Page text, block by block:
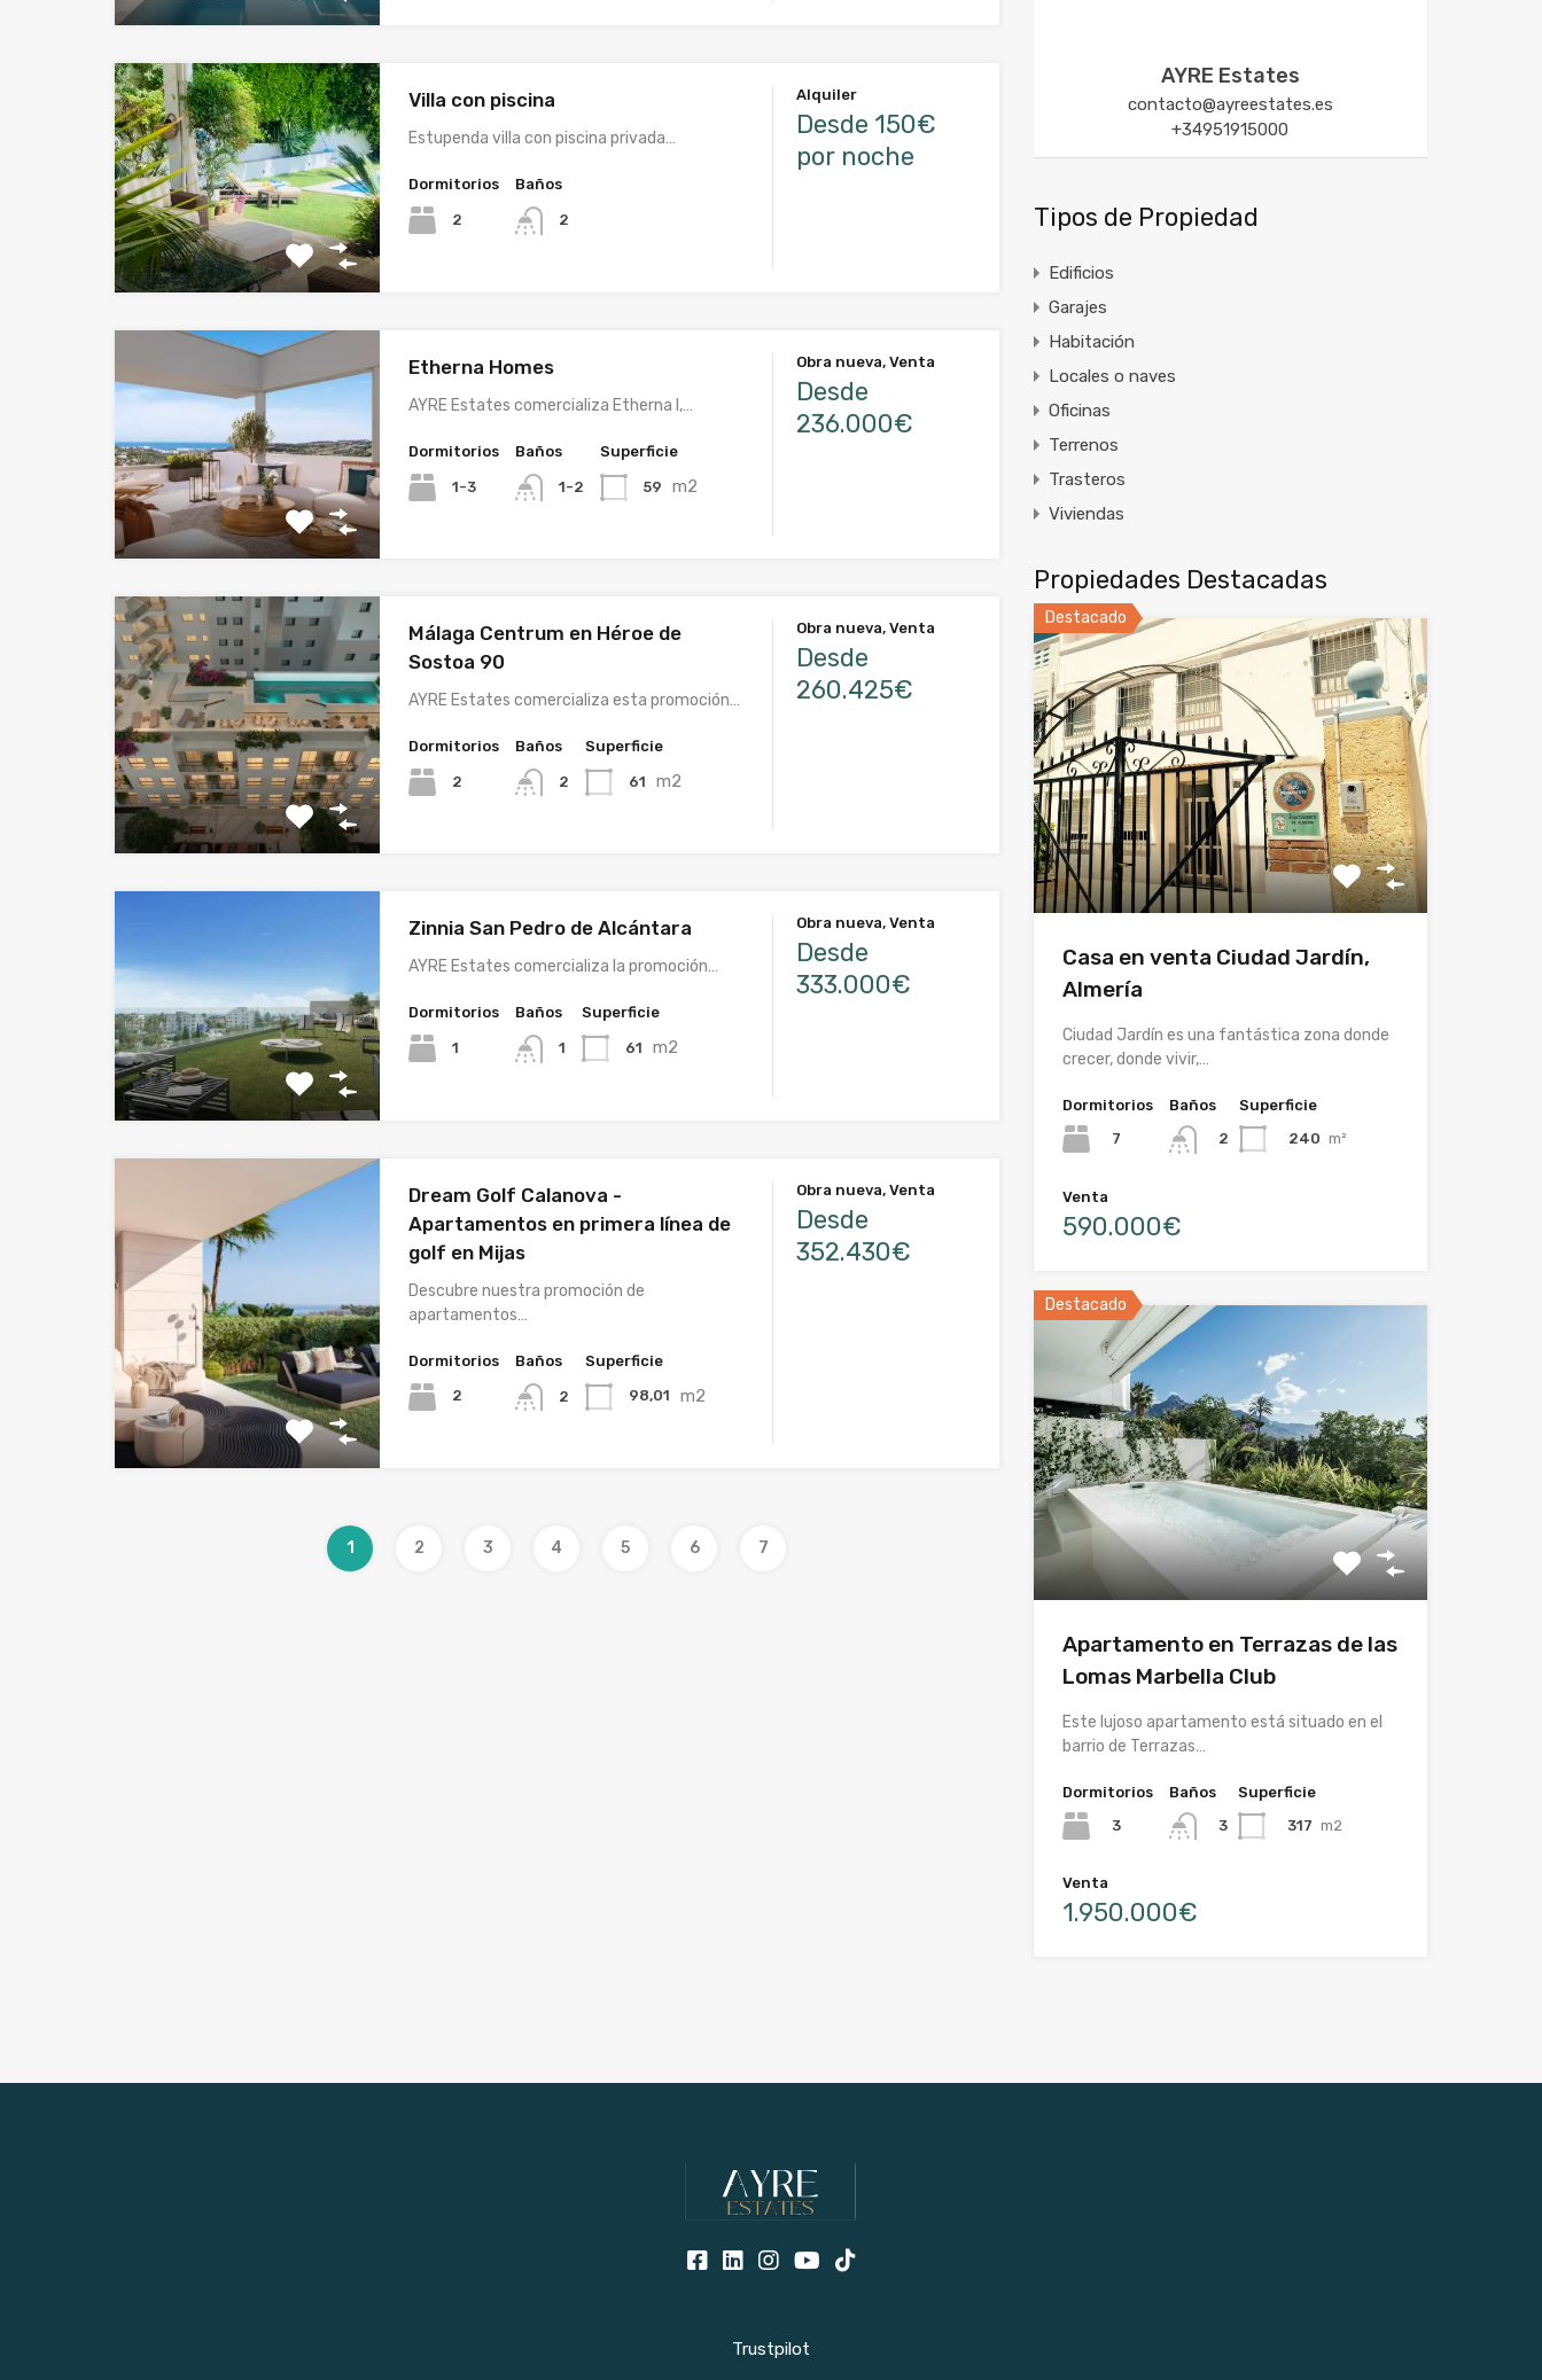
Villa con piscina
Estupenda villa con piscina privada…
Dormitorios
2
Baños
2
Alquiler
Desde 150€
por noche
Etherna Homes
AYRE Estates comercializa Etherna I,…
Dormitorios
1-3
Baños
1-2
Superficie
59 m2
Obra nueva, Venta
Desde
236.000€
Málaga Centrum en Héroe de
Sostoa 90
AYRE Estates comercializa esta promoción…
Dormitorios
2
Baños
2
Superficie
61 m2
Obra nueva, Venta
Desde
260.425€
Zinnia San Pedro de Alcántara
AYRE Estates comercializa la promoción…
Dormitorios
1
Baños
1
Superficie
61 m2
Obra nueva, Venta
Desde
333.000€
Dream Golf Calanova -
Apartamentos en primera línea de
golf en Mijas
Descubre nuestra promoción de
apartamentos…
Dormitorios
2
Baños
2
Superficie
98,01 m2
Obra nueva, Venta
Desde
352.430€
1 2 3 4 5 6 7
AYRE Estates
contacto@ayreestates.es
+34951915000
Tipos de Propiedad
Edificios
Garajes
Habitación
Locales o naves
Oficinas
Terrenos
Trasteros
Viviendas
Propiedades Destacadas
Destacado
Casa en venta Ciudad Jardín,
Almería
Ciudad Jardín es una fantástica zona donde
crecer, donde vivir,…
Dormitorios
7
Baños
2
Superficie
240 m²
Venta
590.000€
Destacado
Apartamento en Terrazas de las
Lomas Marbella Club
Este lujoso apartamento está situado en el
barrio de Terrazas…
Dormitorios
3
Baños
3
Superficie
317 m2
Venta
1.950.000€
Trustpilot